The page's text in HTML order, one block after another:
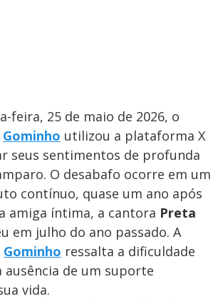
feira, 25 de maio de 2026, o
Gominho utilizou a plataforma X
seus sentimentos de profunda
O desabafo ocorre em um
contínuo, quase um ano após
amiga íntima, a cantora Preta
em julho do ano passado. A
Gominho ressalta a dificuldade
ausência de um suporte
vida.